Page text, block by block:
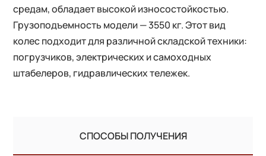
средам, обладает высокой износостойкостью.
Грузоподъемность модели — 3550 кг. Этот вид
колес подходит для различной складской техники:
погрузчиков, электрических и самоходных
штабелеров, гидравлических тележек.
СПОСОБЫ ПОЛУЧЕНИЯ